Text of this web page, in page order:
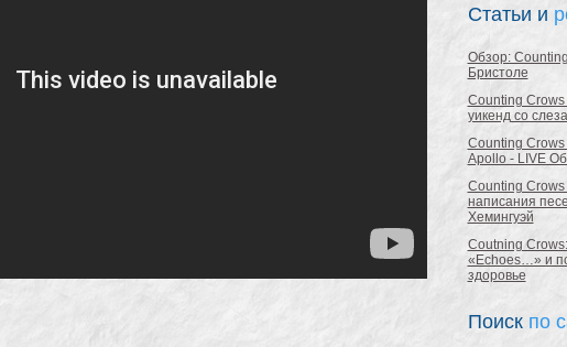
Статьи и
Обзор:
Бристоле
Counting
уикенд со
Counting
Apollo - LIVE
Counting Crows
написания
Хемингуэй
Coutning
«Echoes…» и
здоровье
Поиск по